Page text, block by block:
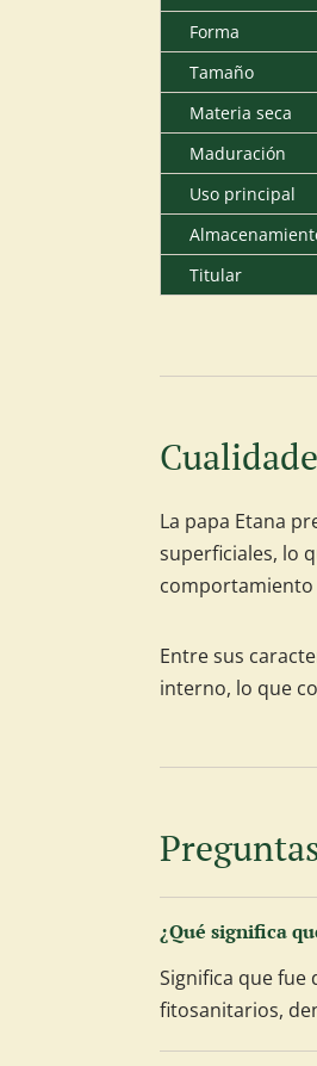
Forma
Tamaño
Materia seca
Maduración
Uso principal
Titular
La papa Etana
superficiales, lo
Entre sus
interno, lo que
¿Qué significa
Significa que
fitosanitarios,